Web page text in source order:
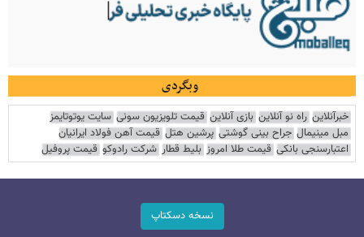
وبگردی
خبرآنلاین راه نو آنلاین بازی آنلاین قیمت تلویزیون سونی سایت یوتوتایمز
مبل مینیمال جراح بینی گوشتی پرشین هتل قیمت آهن فولاد ایرانیان
اعتبارسنجی بانکی قیمت طلا امروز بلیط قطار شرکت رادوکو قیمت پروفیل
نسخه دسکتاپ